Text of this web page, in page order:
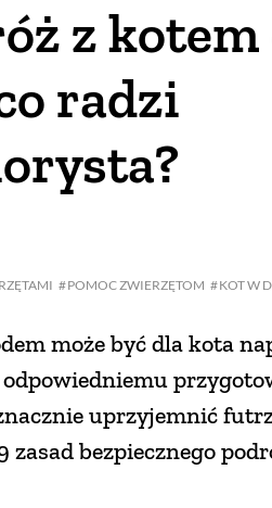
z kotem
radzi
POMOC ZWIERZĘTOM KOT W
może być dla kota
odpowiedniemu
uprzyjemnić
zasad bezpiecznego